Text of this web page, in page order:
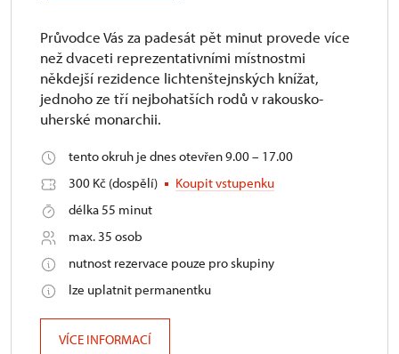
Průvodce Vás za padesát pět minut provede více
než dvaceti reprezentativními místnostmi
někdejší rezidence lichtenštejnských knížat,
jednoho ze tří nejbohatších rodů v rakousko-
uherské monarchii.
tento okruh je dnes otevřen 9.00 – 17.00
300 Kč (dospělí)
Koupit vstupenku
délka 55 minut
max. 35 osob
nutnost rezervace pouze pro skupiny
lze uplatnit permanentku
VÍCE INFORMACÍ